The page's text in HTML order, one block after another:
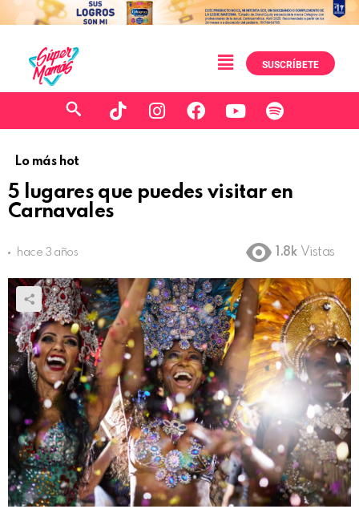
SUSCRÍBETE
Lo más hot
5 lugares que puedes visitar en
Carnavales
hace 3 años 1.8k Vistas